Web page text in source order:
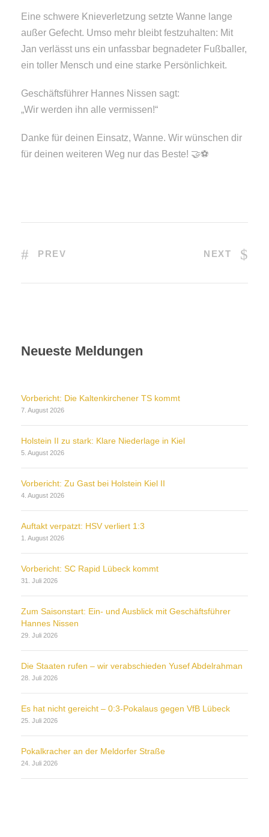
Eine schwere Knieverletzung setzte Wanne lange
außer Gefecht. Umso mehr bleibt festzuhalten: Mit
Jan verlässt uns ein unfassbar begnadeter Fußballer,
ein toller Mensch und eine starke Persönlichkeit.
Geschäftsführer Hannes Nissen sagt:
„Wir werden ihn alle vermissen!“
Danke für deinen Einsatz, Wanne. Wir wünschen dir
für deinen weiteren Weg nur das Beste! 🤝⚽
PREV NEXT
Neueste Meldungen
Vorbericht: Die Kaltenkirchener TS kommt
7. August 2026
Holstein II zu stark: Klare Niederlage in Kiel
5. August 2026
Vorbericht: Zu Gast bei Holstein Kiel II
4. August 2026
Auftakt verpatzt: HSV verliert 1:3
1. August 2026
Vorbericht: SC Rapid Lübeck kommt
31. Juli 2026
Zum Saisonstart: Ein- und Ausblick mit Geschäftsführer
Hannes Nissen
29. Juli 2026
Die Staaten rufen – wir verabschieden Yusef Abdelrahman
28. Juli 2026
Es hat nicht gereicht – 0:3-Pokalaus gegen VfB Lübeck
25. Juli 2026
Pokalkracher an der Meldorfer Straße
24. Juli 2026